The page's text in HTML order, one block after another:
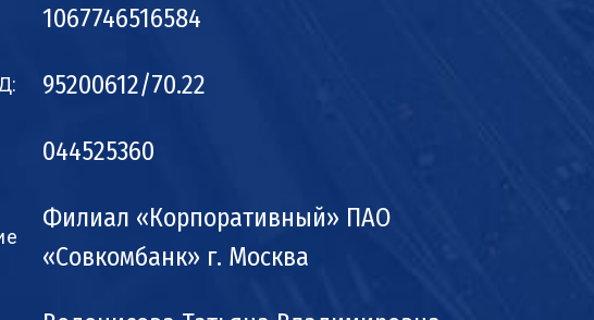
1067746516584
95200612/70.22
044525360
Филиал «Корпоративный» ПАО
«Совкомбанк» г. Москва